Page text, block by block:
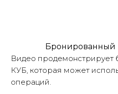
Бронированный
Видео продемонстрирует
КУБ, которая может
операций.